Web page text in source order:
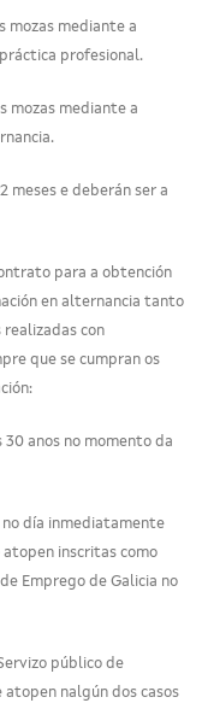
mozas mediante a
profesional.
mozas mediante a
meses e deberán ser a
para a obtención
en alternancia tanto
con
que se cumpran os
30 anos no momento da
no día inmediatamente
inscritas como
Emprego de Galicia no
público de
atopen nalgún dos casos